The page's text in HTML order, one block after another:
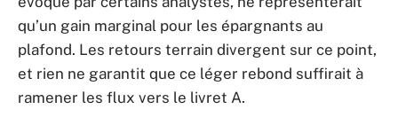
qu’un gain marginal pour les épargnants au
plafond. Les retours terrain divergent sur ce point,
et rien ne garantit que ce léger rebond suffirait à
ramener les flux vers le livret A.